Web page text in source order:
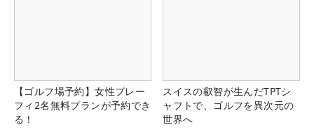
【ゴルフ場予約】女性プレー
フィ2名無料プランが予約でき
る！
スイスの叡智が生んだTPTシ
ャフトで、ゴルフを異次元の
世界へ